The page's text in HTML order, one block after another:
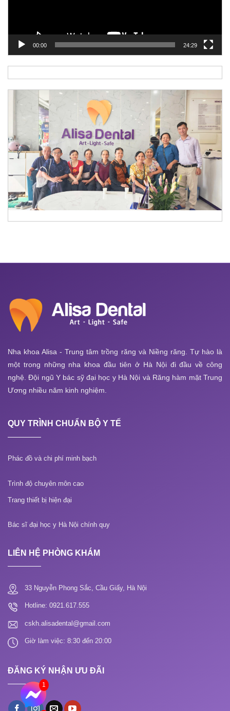
00:00 24:29
Nha khoa Alisa - Trung tâm trồng răng và Niềng răng. Tự hào là
một trong những nha khoa đầu tiên ở Hà Nội đi đầu về công
nghệ. Đội ngũ Y bác sỹ đại học y Hà Nội và Răng hàm mặt Trung
Ương nhiều năm kinh nghiệm.
QUY TRÌNH CHUẨN BỘ Y TẾ
Phác đồ và chi phí minh bạch
Trình độ chuyên môn cao
Trang thiết bị hiện đại
Bác sĩ đại học y Hà Nội chính quy
LIÊN HỆ PHÒNG KHÁM
33 Nguyễn Phong Sắc, Cầu Giấy, Hà Nội
Hotline: 0921.617.555
cskh.alisadental@gmail.com
Giờ làm việc: 8:30 đến 20:00
ĐĂNG KÝ NHẬN ƯU ĐÃI
1